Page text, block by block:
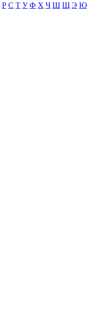
Р С Т У Ф Х Ч Ш Щ Э Ю